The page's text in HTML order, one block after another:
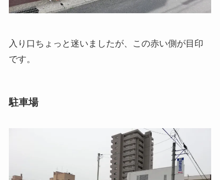
入り口ちょっと迷いましたが、この赤い側が目印
です。
駐車場